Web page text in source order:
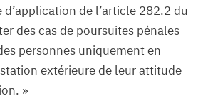
de l’article 282.2 du
des cas de poursuites pénales
personnes uniquement en
extérieure de leur attitude
»